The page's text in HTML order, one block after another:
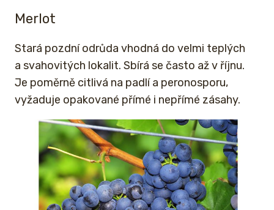
Merlot
Stará pozdní odrůda vhodná do velmi teplých
a svahovitých lokalit. Sbírá se často až v říjnu.
Je poměrně citlivá na padlí a peronosporu,
vyžaduje opakované přímé i nepřímé zásahy.